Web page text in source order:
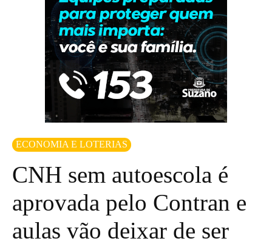
ECONOMIA E LOTERIAS
CNH sem autoescola é
aprovada pelo Contran e
aulas vão deixar de ser